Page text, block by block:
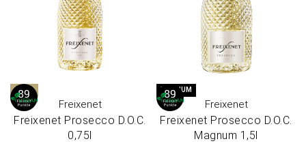
D.O.C.
Freixenet
Freixenet Prosecco D.O.C.
0,75l
MAGNUM
Freixenet
Freixenet Prosecco D.O.C.
Magnum 1,5l